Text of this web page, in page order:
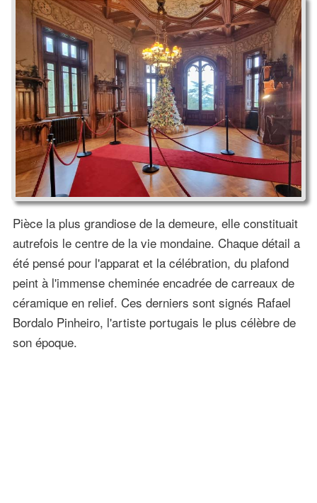
Pièce la plus grandiose de la demeure, elle constituait
autrefois le centre de la vie mondaine. Chaque détail a
été pensé pour l'apparat et la célébration, du plafond
peint à l'immense cheminée encadrée de carreaux de
céramique en relief. Ces derniers sont signés Rafael
Bordalo Pinheiro, l'artiste portugais le plus célèbre de
son époque.